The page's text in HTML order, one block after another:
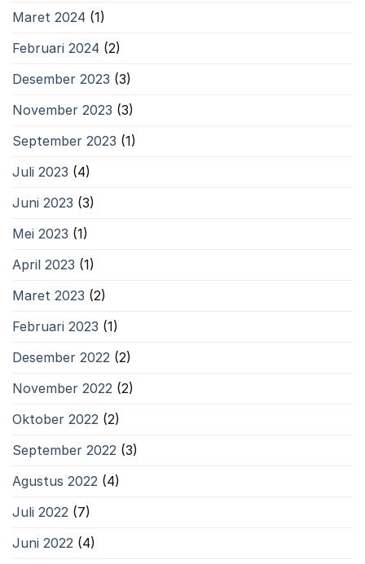
Maret 2024 (1)
Februari 2024 (2)
Desember 2023 (3)
November 2023 (3)
September 2023 (1)
Juli 2023 (4)
Juni 2023 (3)
Mei 2023 (1)
April 2023 (1)
Maret 2023 (2)
Februari 2023 (1)
Desember 2022 (2)
November 2022 (2)
Oktober 2022 (2)
September 2022 (3)
Agustus 2022 (4)
Juli 2022 (7)
Juni 2022 (4)